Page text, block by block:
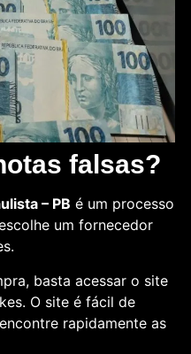
falsas?
– PB é um processo
um fornecedor
basta acessar o site
O site é fácil de
rapidamente as